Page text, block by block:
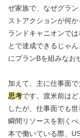
ぜ家族で、なぜグラ
ストアクションが何
ランドキャニオンで
とで達成できるじゃ
にプランBを組みなお
加えて、主に仕事面
思考です。渡米前は
したが、仕事面でも
瞬間リソースを割く
本で働いている際、